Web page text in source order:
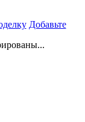
Добавьте